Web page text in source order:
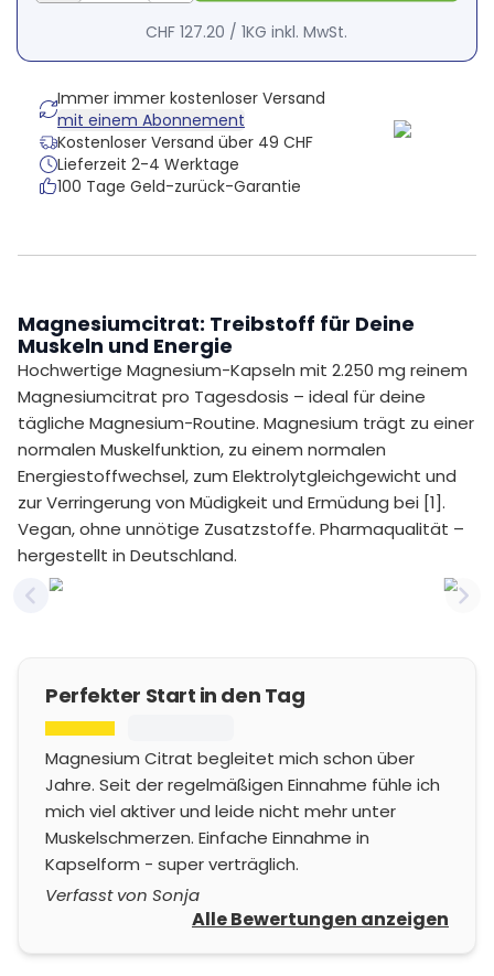
CHF 127.20 /1KG inkl. MwSt.
Immer immer kostenloser Versand
mit einem Abonnement
Kostenloser Versand über 49 CHF
Lieferzeit 2-4 Werktage
100 Tage Geld-zurück-Garantie
Magnesiumcitrat: Treibstoff für Deine
Muskeln und Energie
Hochwertige Magnesium-Kapseln mit 2.250 mg reinem
Magnesiumcitrat pro Tagesdosis – ideal für deine
tägliche Magnesium-Routine. Magnesium trägt zu einer
normalen Muskelfunktion, zu einem normalen
Energiestoffwechsel, zum Elektrolytgleichgewicht und
zur Verringerung von Müdigkeit und Ermüdung bei [1].
Vegan, ohne unnötige Zusatzstoffe. Pharmaqualität –
hergestellt in Deutschland.
Previous slide
Perfekter Start in den Tag
Magnesium Citrat begleitet mich schon über
Jahre. Seit der regelmäßigen Einnahme fühle ich
mich viel aktiver und leide nicht mehr unter
Muskelschmerzen. Einfache Einnahme in
Kapselform - super verträglich.
Verfasst von Sonja
Alle Bewertungen anzeigen